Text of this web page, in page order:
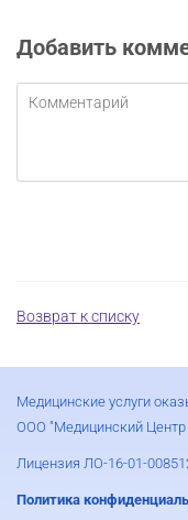
Добавить
Возврат к списку
Медицинские услуги
ООО "Медицинский
Лицензия ЛО-16-01-
Политика